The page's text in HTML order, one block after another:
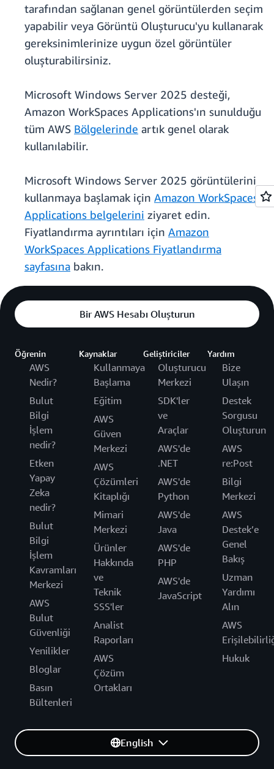
tarafından sağlanan genel görüntülerden seçim
yapabilir veya Görüntü Oluşturucu'yu kullanarak
gereksinimlerinize uygun özel görüntüler
oluşturabilirsiniz.
Microsoft Windows Server 2025 desteği,
Amazon WorkSpaces Applications'ın sunulduğu
tüm AWS Bölgelerinde artık genel olarak
kullanılabilir.
Microsoft Windows Server 2025 görüntülerini
kullanmaya başlamak için Amazon WorkSpaces
Applications belgelerini ziyaret edin.
Fiyatlandırma ayrıntıları için Amazon
WorkSpaces Applications Fiyatlandırma
sayfasına bakın.
Bir AWS Hesabı Oluşturun
Öğrenin
AWS
Nedir?
Bulut
Bilgi
İşlem
nedir?
Etken
Yapay
Zeka
nedir?
Bulut
Bilgi
İşlem
Kavramları
Merkezi
AWS
Bulut
Güvenliği
Yenilikler
Bloglar
Basın
Bültenleri
Kaynaklar
Kullanmaya
Başlama
Eğitim
AWS
Güven
Merkezi
AWS
Çözümleri
Kitaplığı
Mimari
Merkezi
Ürünler
Hakkında
ve
Teknik
SSS'ler
Analist
Raporları
AWS
Çözüm
Ortakları
Geliştiriciler
Oluşturucu
Merkezi
SDK'ler
ve
Araçlar
AWS'de
.NET
AWS'de
Python
AWS'de
Java
AWS'de
PHP
AWS'de
JavaScript
Yardım
Bize
Ulaşın
Destek
Sorgusu
Oluşturun
AWS
re:Post
Bilgi
Merkezi
AWS
Destek’e
Genel
Bakış
Uzman
Yardımı
Alın
AWS
Hukuk
English